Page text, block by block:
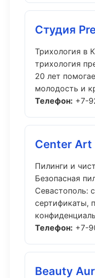
Студия
Трихология в
трихология
20 лет
молодость и
Телефон: +7-
Center Art
Пилинги и
Безопасная
Севастополь:
сертификаты,
Телефон: +7-
Beauty